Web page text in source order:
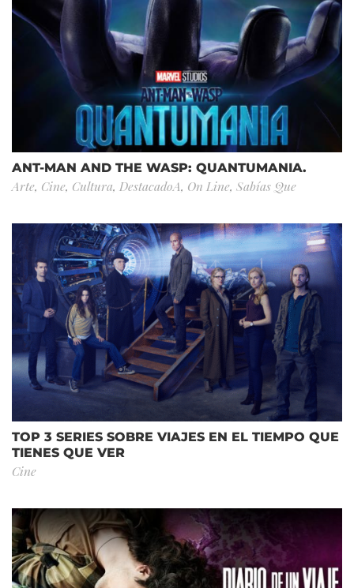
ANT-MAN AND THE WASP: QUANTUMANIA.
Arte, Cine, Cultura, DestacadoA, On Line, Sabías Que
TOP 3 SERIES SOBRE VIAJES EN EL TIEMPO QUE
TIENES QUE VER
Cine